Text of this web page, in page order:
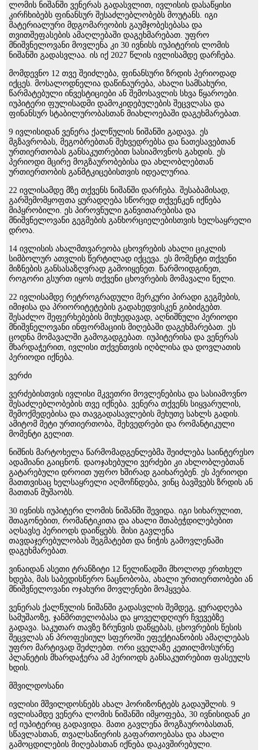
ლომის ნიშანში ვენერას გადასვლით, ივლისის დასაწყისი
კირჩხიბებს ფინანსურ შესაძლებლობებს მოუტანს. იგი
მატერიალური მდგომარეობის გაუმჯობესებასა და
თვითშეფასების ამაღლებაში დაგეხმარებათ. უფრო
მნიშვნელოვანი მოვლენა კი 30 ივნისს იუპიტერის ლომის
ნიშანში გადასვლაა. ის იქ 2027 წლის ივლისამდე დარჩება.
მომდევნო 12 თვე შეიძლება, ფინანსური ზრდის პერიოდად
იქცეს. მოსალოდნელია დაწინაურება, ახალი სამსახური,
წარმატებული ინვესტიციები ან შემოსავლის სხვა წყაროები.
იუპიტერი ფულისადმი დამოკიდებულების შეცვლასა და
ფინანსურ სტაბილურობასთან მიახლოებაში დაგეხმარებათ.
9 ივლისიდან ვენერა ქალწულის ნიშანში გადავა. ეს
მგზავრობას, მეგობრებთან შეხვედრებსა და ნათესავებთან
ურთიერთობას განსაკუთრებით სასიამოვნოს გახდის. ეს
პერიოდი მცირე მოგზაურობებისა და ახლობლებთან
ურთიერთობის განმტკიცებისთვის იდეალურია.
22 ივლისამდე მზე თქვენს ნიშანში დარჩება. შესაბამისად,
გარშემომყოფთა ყურადღება სწორედ თქვენკენ იქნება
მიპყრობილი. ეს პიროვნული განვითარებისა და
მნიშვნელოვანი გეგმების განხორციელებისთვის ხელსაყრელი
დროა.
14 ივლისის ახალმთვარეობა ცხოვრების ახალი ციკლის
სიმბოლურ ათვლის წერტილად იქცევა. ეს მომენტი თქვენი
მიზნების განსასაზღვრად გამოიყენეთ. წარმოიდგინეთ,
როგორი გსურთ იყოს თქვენი ცხოვრების მომავალი წელი.
22 ივლისამდე რეტროგრადული მერკური პირადი გეგმების,
იმიჯისა და პრიორიტეტების გადახედვისკენ გიბიძგებთ.
შესაძლო შეფერხებების მიუხედავად, აღნიშნული პერიოდი
მნიშვნელოვანი ინფორმაციის მიღებაში დაგეხმარებათ. ეს
ცოდნა მომავალში გამოგადგებათ. იუპიტერისა და ვენერას
მხარდაჭერით, ივლისი თქვენთვის იღბლისა და დოვლათის
პერიოდი იქნება.
ვერძი
ვერძებისთვის ივლისი მკვეთრი მოვლენებისა და სასიამოვნო
შესაძლებლობების თვე იქნება. ვენერა თქვენს სიყვარულის,
შემოქმედებისა და თავგადასავლების მეხუთე სახლს გადის.
ამიტომ მეტი ურთიერთობა, შეხვედრები და რომანტიკული
მომენტი გელით.
ნიშნის მარტოხელა წარმომადგენლებმა შეიძლება საინტერესო
ადამიანი გაიცნონ. დაოჯახებული ვერძები კი ახლობლებთან
გატარებული დროით უფრო ხშირად გაიხარებენ. ეს პერიოდი
მათთვისაც ხელსაყრელი აღმოჩნდება, ვინც ბავშვებს ზრდის ან
მათთან მუშაობს.
30 ივნისს იუპიტერი ლომის ნიშანში შევიდა. იგი სიხარულით,
შთაგონებით, რომანტიკითა და ახალი შთაბეჭდილებებით
აღსავსე პერიოდს დაიწყებს. მისი გავლენა
თავდაჯერებულობას შეგმატებთ და ნიჭის გამოვლენაში
დაგეხმარებათ.
ვინაიდან ასეთი ტრანზიტი 12 წელიწადში მხოლოდ ერთხელ
ხდება, მას საბედისწერო ნაცნობობა, ახალი ურთიერთობები ან
მნიშვნელოვანი ოჯახური მოვლენები მოჰყვება.
ვენერას ქალწულის ნიშანში გადასვლის შემდეგ, ყურადღება
სამუშაოზე, ჯანმრთელობასა და ყოველდღიურ ჩვევებზე
გადავა. საკუთარ თავზე ზრუნვის დაწყებას, ცხოვრების წესის
შეცვლას ან პროფესიულ სფეროში ეფექტიანობის ამაღლებას
უფრო მარტივად შეძლებთ. ორი ყველაზე კეთილმოსურნე
პლანეტის მხარდაჭერა ამ პერიოდს განსაკუთრებით ფასეულს
ხდის.
მშვილდოსანი
ივლისი მშვილდოსნებს ახალ ჰორიზონტებს გადაუშლის. 9
ივლისამდე ვენერა ლომის ნიშანში იმყოფება, 30 ივნისიდან კი
იქ იუპიტერიც გადავიდა. მათი გავლენა მოგზაურობასთან,
სწავლასთან, თვალსაწიერის გაფართოებასა და ახალი
გამოცდილების მიღებასთან იქნება დაკავშირებული.